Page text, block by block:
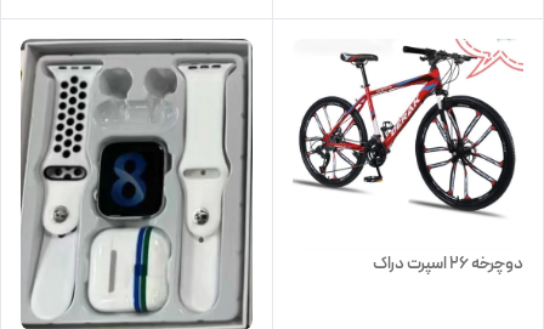
دوچرخه ۲۶ اسپرت دراک